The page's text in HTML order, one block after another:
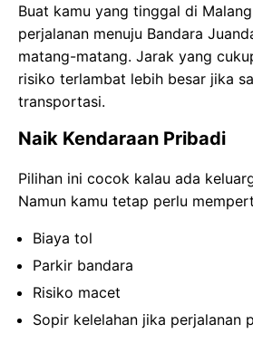
Buat kamu yang tinggal di
perjalanan menuju Bandara
matang-matang. Jarak yang
risiko terlambat lebih besar jika
transportasi.
Naik Kendaraan Pribadi
Pilihan ini cocok kalau ada
Namun kamu tetap perlu
Biaya tol
Parkir bandara
Risiko macet
Sopir kelelahan jika perjalanan